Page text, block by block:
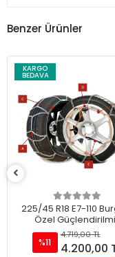
Benzer Ürünler
KARGO
BEDAVA
225/45 R18 E7-110
Özel
Takmatik Kar Zinciri
%11
4.719,00 TL
4.200,00